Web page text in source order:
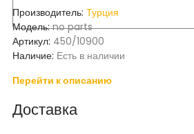
Производитель: Турция
Модель:no parts
Артикул: 450/10900
Наличие: Есть в наличии
Перейти к описанию
Доставка